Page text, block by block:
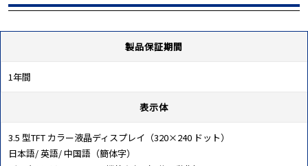
製品保証期間
1年間
表示体
3.5 型TFT カラー液晶ディスプレイ（320×240 ドット）
日本語/ 英語/ 中国語（簡体字）